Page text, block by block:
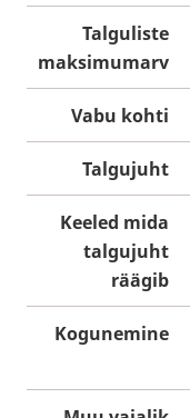
Talguliste
maksimumarv
Vabu kohti
Talgujuht
Keeled mida
talgujuht
räägib
Kogunemine